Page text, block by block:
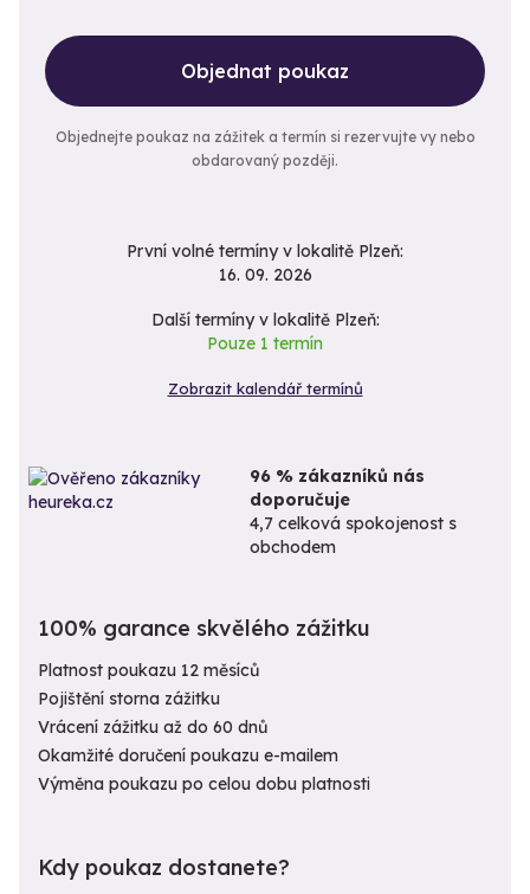
Objednat poukaz
Objednejte poukaz na zážitek a termín si rezervujte vy nebo
obdarovaný později.
První volné termíny v lokalitě Plzeň:
16. 09. 2026
Další termíny v lokalitě Plzeň:
Pouze 1 termín
Zobrazit kalendář termínů
96 % zákazníků nás
doporučuje
4,7 celková spokojenost s
obchodem
100% garance skvělého zážitku
Platnost poukazu 12 měsíců
Pojištění storna zážitku
Vrácení zážitku až do 60 dnů
Okamžité doručení poukazu e-mailem
Výměna poukazu po celou dobu platnosti
Kdy poukaz dostanete?